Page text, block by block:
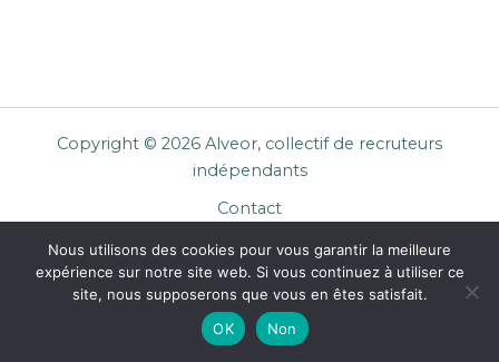
Copyright © 2026 Alveor, collectif de recruteurs
indépendants
Contact
Mentions légales
Confidentialité
CGU Entreprises
Nous utilisons des cookies pour vous garantir la meilleure
expérience sur notre site web. Si vous continuez à utiliser ce
site, nous supposerons que vous en êtes satisfait.
OK
Non